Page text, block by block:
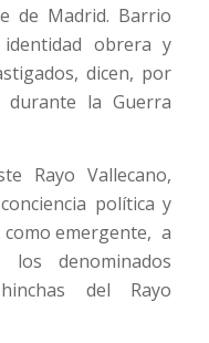
de Madrid. Barrio
obrera y
dicen, por
durante la Guerra
Rayo Vallecano,
política y
como emergente, a
denominados
del Rayo